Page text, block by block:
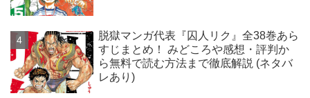
脱獄マンガ代表『囚人リク』全38巻あら
すじまとめ！ みどころや感想・評判か
ら無料で読む方法まで徹底解説 (ネタバ
レあり)